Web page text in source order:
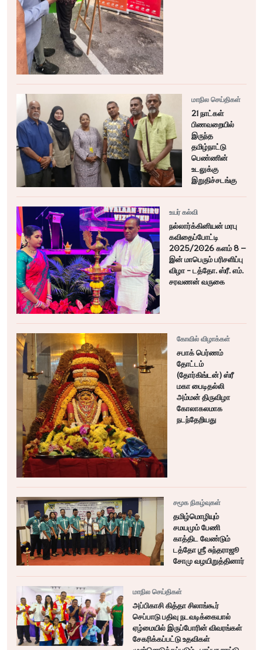
மாநில செய்திகள்
21 நாட்கள்
பிணவறையில்
இருந்த
தமிழ்நாட்டு
பெண்ணின்
உடலுக்கு
இறுதிச்சடங்கு
உயர் கல்வி
நல்லார்க்கினியன் மரபு
கவிதைப்போட்டி
2025/2026 களம் 8 –
இன் மாபெரும் பரிசளிப்பு
விழா - டத்தோ. ஸ்ரீ. எம்.
சரவணன் வருகை
கோவில் விழாக்கள்
சபாக் பெர்ணம்
தோட்டம்
(தோர்கிங்டன்) ஸ்ரீ
மகா பைடிதல்லி
அம்மன் திருவிழா
கோலாகலமாக
நடந்தேறியது
சமூக நிகழ்வுகள்
தமிழ்மொழியும்
சமயமும் பேணி
காத்திட வேண்டும்
டத்தோ ஶ்ரீ சுந்தராஜூ
சோமு வழயிறுத்தினார்
மாநில செய்திகள்
அப்பிகாசி கித்தா சிலாங்கூர்
செப்பாடு பதிவு நடவடிக்கையால்
ஏழ்மையில் இருப்போரின் விவரங்கள்
சேகரிக்கப்பட்டு உதவிகள்